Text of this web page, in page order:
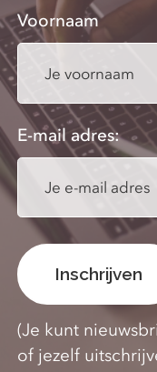
Voornaam
E-mail adres:
(Je kunt
of jezelf